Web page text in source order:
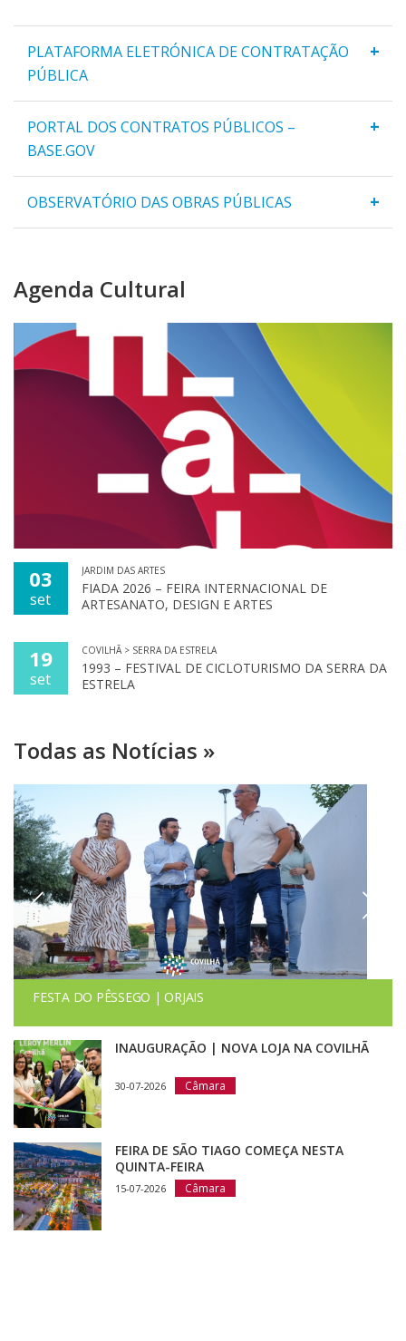
+
PLATAFORMA ELETRÓNICA DE CONTRATAÇÃO
PÚBLICA
+
PORTAL DOS CONTRATOS PÚBLICOS –
BASE.GOV
+
OBSERVATÓRIO DAS OBRAS PÚBLICAS
Agenda Cultural
03
set
JARDIM DAS ARTES
FIADA 2026 – FEIRA INTERNACIONAL DE
ARTESANATO, DESIGN E ARTES
19
set
COVILHÃ > SERRA DA ESTRELA
1993 – FESTIVAL DE CICLOTURISMO DA SERRA DA
ESTRELA
Todas as Notícias »
FESTA DO PÊSSEGO | ORJAIS
INAUGURAÇÃO | NOVA LOJA NA COVILHÃ
30-07-2026 Câmara
FEIRA DE SÃO TIAGO COMEÇA NESTA
QUINTA-FEIRA
15-07-2026 Câmara